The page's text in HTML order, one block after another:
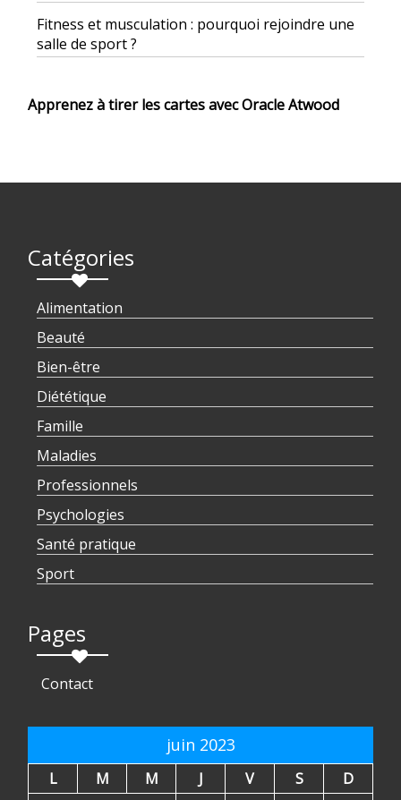
Fitness et musculation : pourquoi rejoindre une
salle de sport ?
Apprenez à tirer les cartes avec Oracle Atwood
Catégories
Alimentation
Beauté
Bien-être
Diététique
Famille
Maladies
Professionnels
Psychologies
Santé pratique
Sport
Pages
Contact
juin 2023
L M M J V S
D